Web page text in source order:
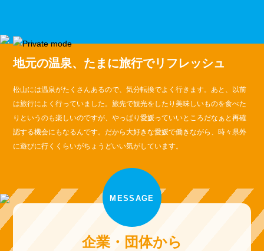
地元の温泉、たまに旅行でリフレッシュ
松山には温泉がたくさんあるので、気分転換でよく行きます。あと、以前
は旅行によく行っていました。旅先で観光をしたり美味しいものを食べた
りというのも楽しいのですが、やっぱり愛媛っていいところだなぁと再確
認する機会にもなるんです。だから大好きな愛媛で働きながら、時々県外
に遊びに行くくらいがちょうどいい気がしています。
MESSAGE
企業・団体から